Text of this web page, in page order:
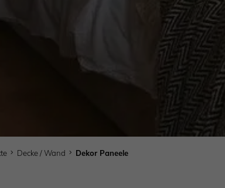
Decke / Wand Dekor Paneele